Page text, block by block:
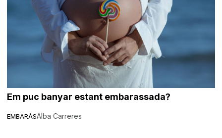
EMBARÀS
Em puc banyar estant embarassada?
Alba Carreres